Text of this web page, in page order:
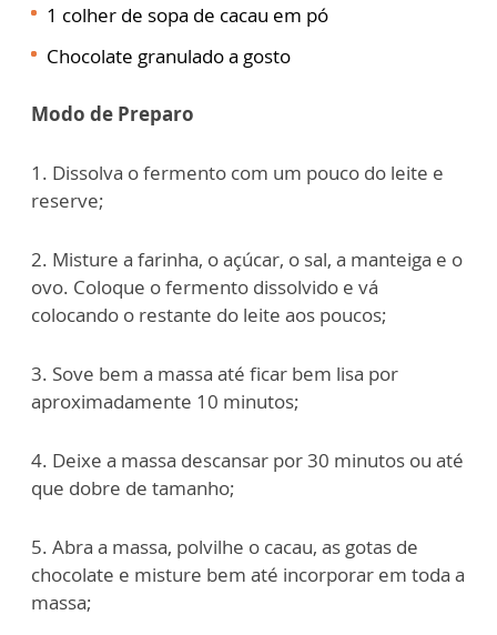
1 colher de sopa de cacau em pó
Chocolate granulado a gosto
Modo de Preparo
1. Dissolva o fermento com um pouco do leite e
reserve;
2. Misture a farinha, o açúcar, o sal, a manteiga e o
ovo. Coloque o fermento dissolvido e vá
colocando o restante do leite aos poucos;
3. Sove bem a massa até ficar bem lisa por
aproximadamente 10 minutos;
4. Deixe a massa descansar por 30 minutos ou até
que dobre de tamanho;
5. Abra a massa, polvilhe o cacau, as gotas de
chocolate e misture bem até incorporar em toda a
massa;